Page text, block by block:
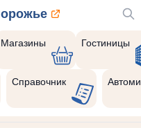
Магазины Гостиницы
Справочник